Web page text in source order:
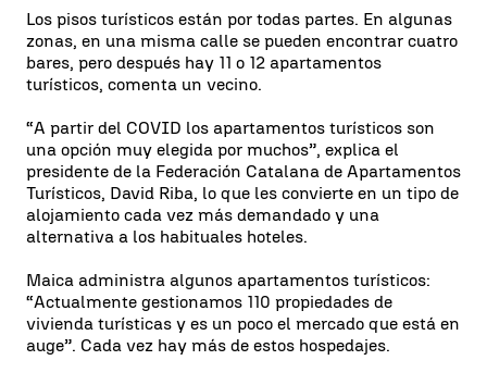
Los pisos turísticos están por todas partes. En algunas
zonas, en una misma calle se pueden encontrar cuatro
bares, pero después hay 11 o 12 apartamentos
turísticos, comenta un vecino.
“A partir del COVID los apartamentos turísticos son
una opción muy elegida por muchos”, explica el
presidente de la Federación Catalana de Apartamentos
Turísticos, David Riba, lo que les convierte en un tipo de
alojamiento cada vez más demandado y una
alternativa a los habituales hoteles.
Maica administra algunos apartamentos turísticos:
“Actualmente gestionamos 110 propiedades de
vivienda turísticas y es un poco el mercado que está en
auge”. Cada vez hay más de estos hospedajes.